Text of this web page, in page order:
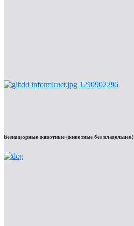
Безнадзорные животные (животные без владельцев)